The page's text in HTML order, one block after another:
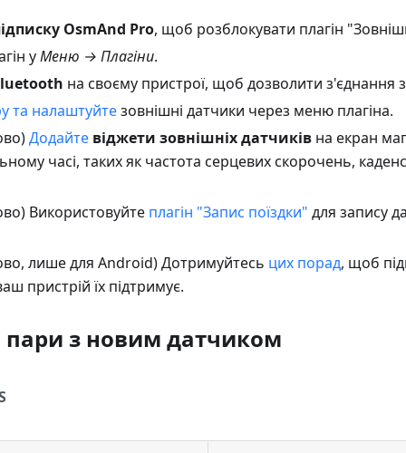
OsmAnd Pro, щоб розблокувати плагін
уМеню → Плагіни.
на своєму пристрої, щоб дозволити з'єднання
та налаштуйтезовнішні датчики через меню плагіна.
Додайте віджети зовнішніх датчиків на екран
часі, таких як частота серцевих скорочень,
Використовуйте плагін "Запис поїздки" для запису
лише для Android) Дотримуйтесь цих порад, щоб
пристрій їх підтримує.
пари з новим датчиком